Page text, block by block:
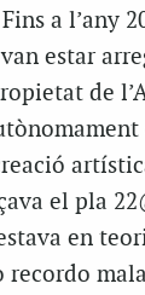
a l’any
estar
de
el pla
en
recordo